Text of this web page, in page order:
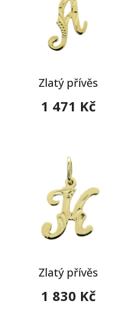
Zlatý přívěs
1 471 Kč
Zlatý přívěs
1 830 Kč